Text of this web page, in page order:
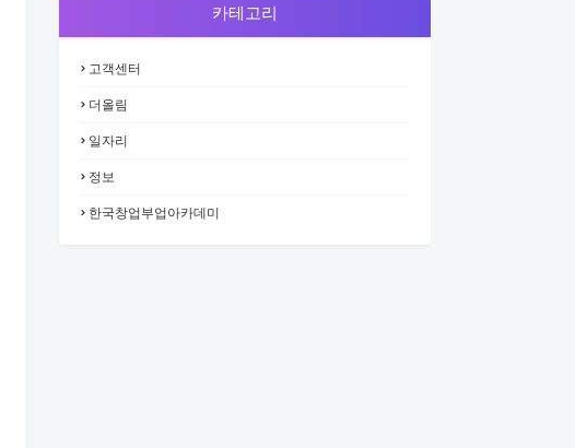
카테고리
고객센터
더올림
일자리
정보
한국창업부업아카데미